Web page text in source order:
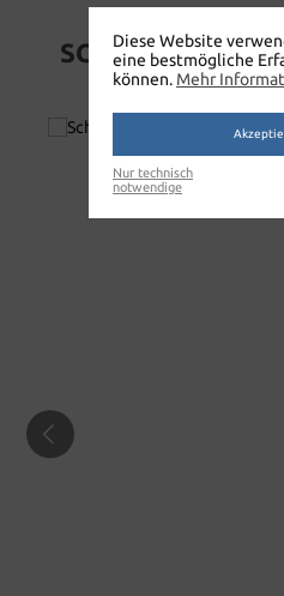
Diese Website
eine bestmögliche
können. Mehr
Nur technisch
notwendige